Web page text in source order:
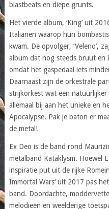
blastbeats en diepe grunts.
Het vierde album, ‘King’ uit
Italianen waarop hun
kwam. De opvolger, ‘Veleno’,
album dat nog steeds bruut en
omdat het gaspedaal iets
Daarnaast zijn de orkestrale
strijkorkest wat een
allemaal bij aan het unieke en
Apocalypse. Pak je baton er
de metal!
Ex Deo is de band rond
metalband Kataklysm. Hoewel
inspiratie put uit de rijke
Immortal Wars‘ uit 2017 pas
band. Doordachte,
melodieën en weelderige